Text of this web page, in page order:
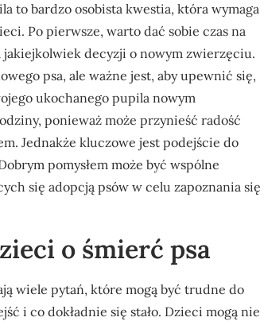
to bardzo osobista kwestia, która wymaga
Po pierwsze, warto dać sobie czas na
decyzji o nowym zwierzęciu.
psa, ale ważne jest, aby upewnić się,
ukochanego pupila nowym
ponieważ może przynieść radość
Jednakże kluczowe jest podejście do
pomysłem może być wspólne
się adopcją psów w celu zapoznania się
o śmierć psa
wiele pytań, które mogą być trudne do
i co dokładnie się stało. Dzieci mogą nie